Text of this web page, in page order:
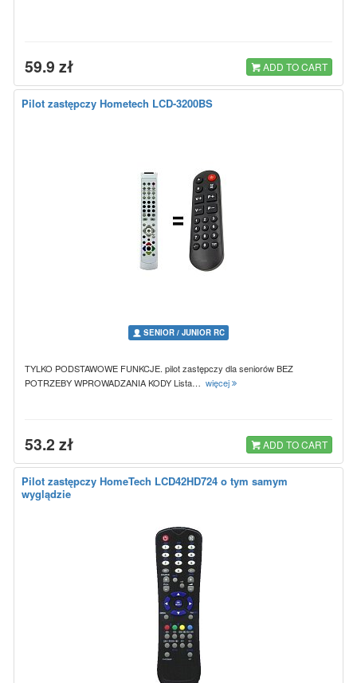
59.9 zł ADD TO CART
Pilot zastępczy Hometech LCD-3200BS
SENIOR / JUNIOR RC
TYLKO PODSTAWOWE FUNKCJE. pilot zastępczy dla seniorów BEZ
POTRZEBY WPROWADZANIA KODY Lista… więcej
53.2 zł ADD TO CART
Pilot zastępczy HomeTech LCD42HD724 o tym samym
wyglądzie